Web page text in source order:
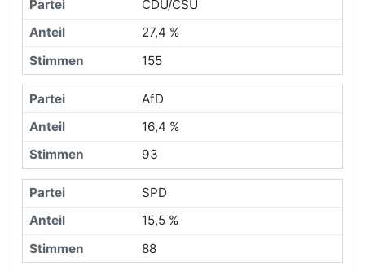
CDU/CSU
27,4 %
155
AfD
16,4 %
93
SPD
15,5 %
88